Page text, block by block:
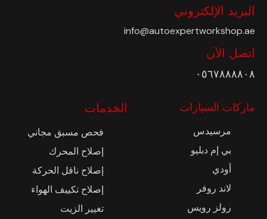
البريد الإلكتروني
info@autoexpertworkshop.ae
اتصل الآن
٠٥٦٧٨٨٨٨٠٨
ماركات السيارات
مرسيدس
بي إم دبليو
أودي
لاند روفر
رولز رويس
الخدمات
فحص مسبق مجاني
إصلاح المحرك
إصلاح ناقل الحركة
إصلاح تكييف الهواء
تغيير الزيت